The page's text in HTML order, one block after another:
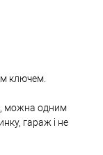
ключем.
можна одним
гараж і не